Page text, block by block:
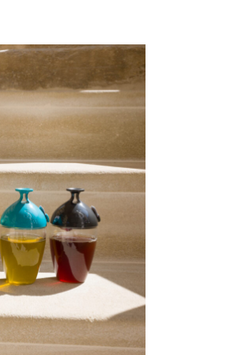
d’un récipient et d’un
couvercle, associé au
SubTea’l Infuse, un
sachet réutilisable et
auto-compressible.
D’un geste simple ;
contrôlez l’infusion,
égouttez, stockez, ré-
infusez, maintenez
l’infusion à bonne
température et
préservez les arômes et
les saveurs de vos thés